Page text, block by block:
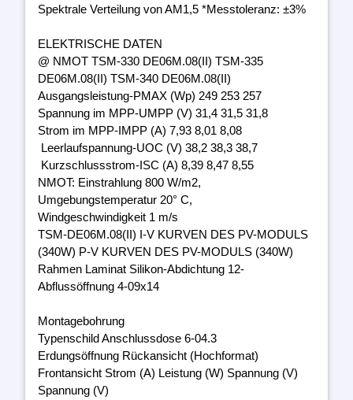
Spektrale Verteilung von AM1,5 *Messtoleranz: ±3%
ELEKTRISCHE DATEN
@ NMOT TSM-330 DE06M.08(II) TSM-335
DE06M.08(II) TSM-340 DE06M.08(II)
Ausgangsleistung-PMAX (Wp) 249 253 257
Spannung im MPP-UMPP (V) 31,4 31,5 31,8
Strom im MPP-IMPP (A) 7,93 8,01 8,08
Leerlaufspannung-UOC (V) 38,2 38,3 38,7
Kurzschlussstrom-ISC (A) 8,39 8,47 8,55
NMOT: Einstrahlung 800 W/m2,
Umgebungstemperatur 20° C,
Windgeschwindigkeit 1 m/s
TSM-DE06M.08(II) I-V KURVEN DES PV-MODULS
(340W) P-V KURVEN DES PV-MODULS (340W)
Rahmen Laminat Silikon-Abdichtung 12-
Abflussöffnung 4-09x14
Montagebohrung
Typenschild Anschlussdose 6-04.3
Erdungsöffnung Rückansicht (Hochformat)
Frontansicht Strom (A) Leistung (W) Spannung (V)
Spannung (V)